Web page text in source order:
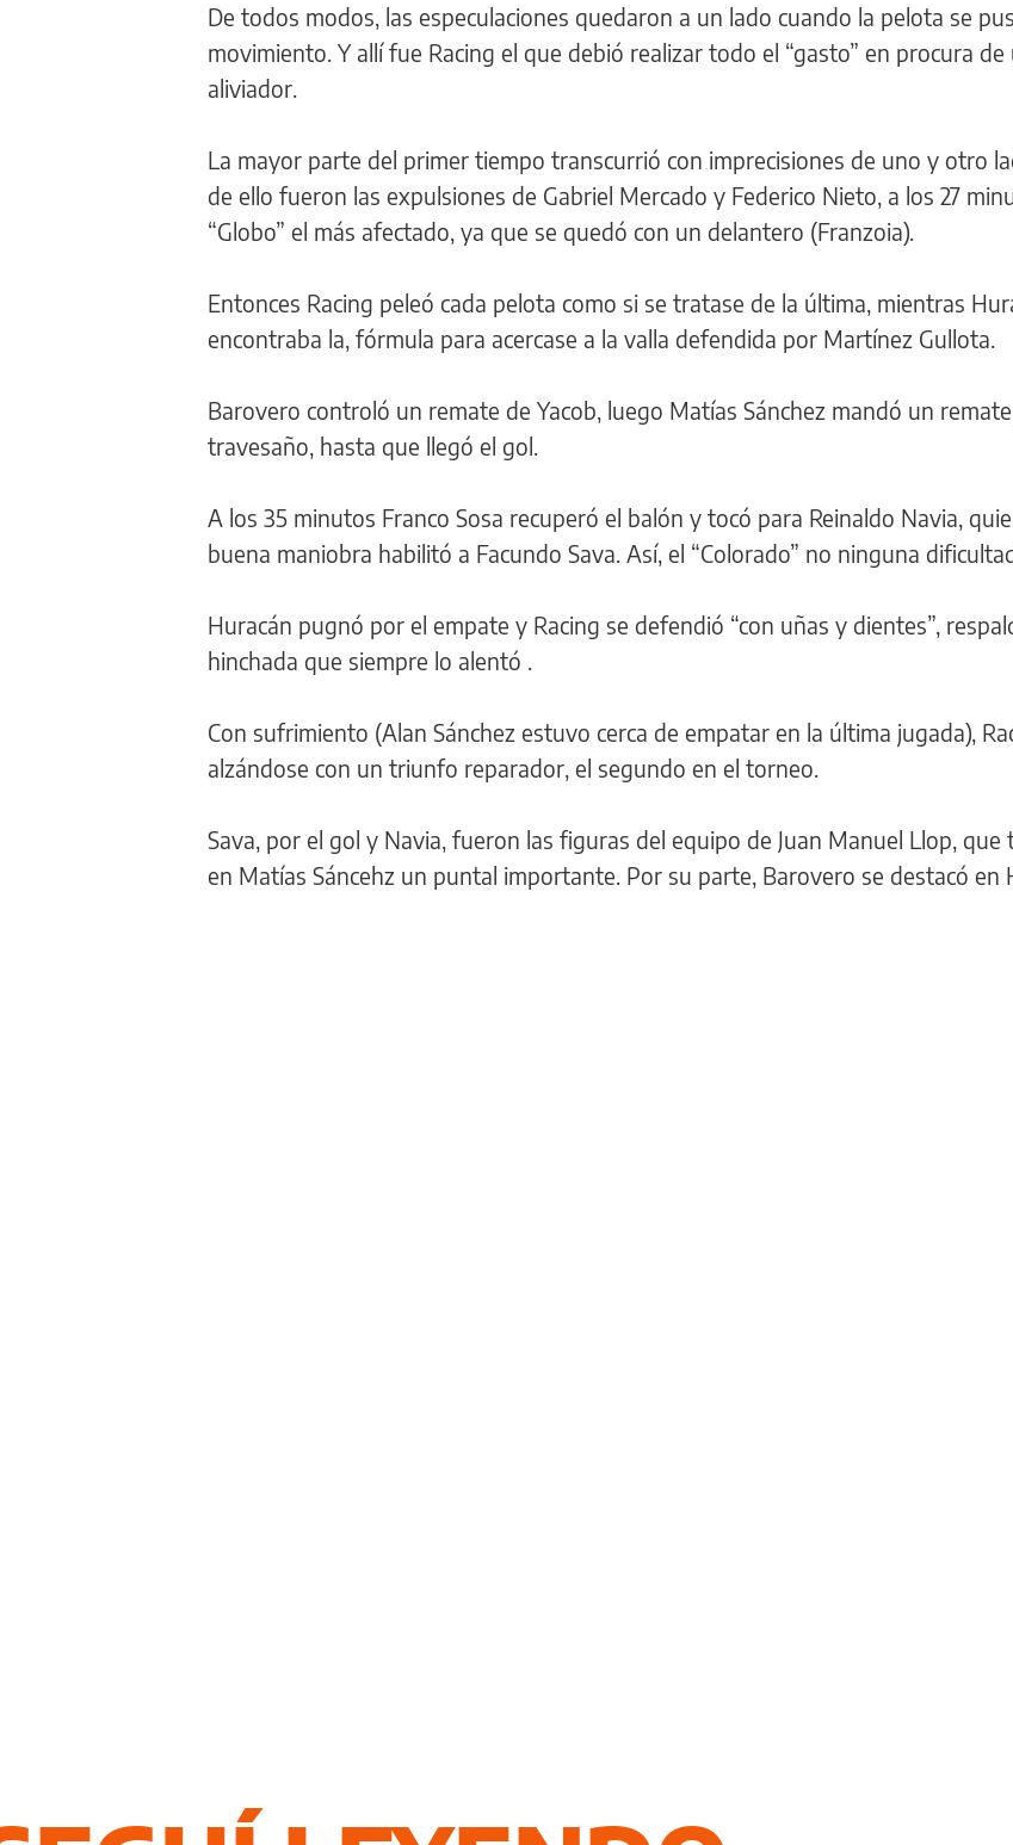
De todos modos, las especulaciones quedaron a un lado cuando la pelota se
movimiento. Y allí fue Racing el que debió realizar todo el “gasto” en procura
aliviador.
La mayor parte del primer tiempo transcurrió con imprecisiones de uno y otro
de ello fueron las expulsiones de Gabriel Mercado y Federico Nieto, a los 27
“Globo” el más afectado, ya que se quedó con un delantero (Franzoia).
Entonces Racing peleó cada pelota como si se tratase de la última, mientras
encontraba la, fórmula para acercase a la valla defendida por Martínez Gullota.
Barovero controló un remate de Yacob, luego Matías Sánchez mandó un
travesaño, hasta que llegó el gol.
A los 35 minutos Franco Sosa recuperó el balón y tocó para Reinaldo Navia,
buena maniobra habilitó a Facundo Sava. Así, el “Colorado” no ninguna
Huracán pugnó por el empate y Racing se defendió “con uñas y dientes”,
hinchada que siempre lo alentó .
Con sufrimiento (Alan Sánchez estuvo cerca de empatar en la última jugada),
alzándose con un triunfo reparador, el segundo en el torneo.
Sava, por el gol y Navia, fueron las figuras del equipo de Juan Manuel Llop,
en Matías Sáncehz un puntal importante. Por su parte, Barovero se destacó en